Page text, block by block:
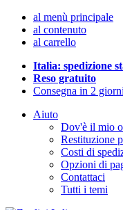
al menù principale
al contenuto
al carrello
Italia: spedizione
Reso gratuito
Consegna in 2 giorni
Aiuto
Dov'è il mio
Restituzione
Costi di
Opzioni di
Contattaci
Tutti i temi